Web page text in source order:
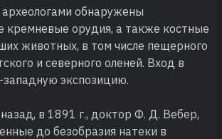
археологами обнаружены
кремневые орудия, а также костные
животных, в том числе пещерного
и северного оленей. Вход в
экспозицию.
в 1891 г., доктор Ф. Д. Вебер,
до безобразия натеки в